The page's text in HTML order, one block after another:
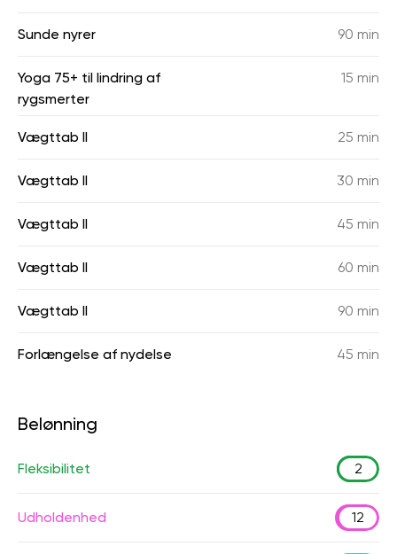
Sunde nyrer 90 min
Yoga 75+ til lindring af
rygsmerter
15 min
Vægttab II 25 min
Vægttab II 30 min
Vægttab II 45 min
Vægttab II 60 min
Vægttab II 90 min
Forlængelse af nydelse 45 min
Belønning
Fleksibilitet 2
Udholdenhed 12